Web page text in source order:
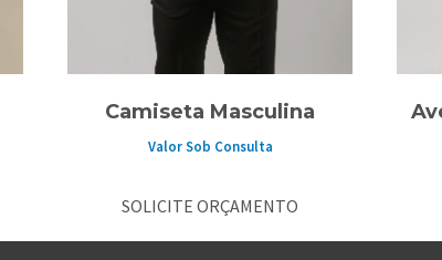
Camiseta Masculina
Valor Sob Consulta
SOLICITE ORÇAMENTO